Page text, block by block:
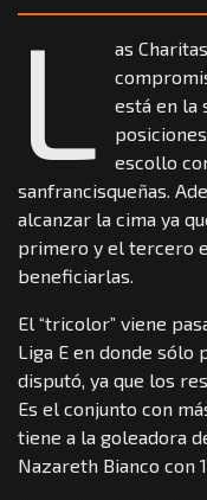
L
as
está en la
escollo
sanfrancisqueñas.
alcanzar la cima ya
primero y el tercero
beneficiarlas.
El “tricolor” viene
Liga E en donde sólo
disputó, ya que los
Es el conjunto con
tiene a la goleadora
Nazareth Bianco con